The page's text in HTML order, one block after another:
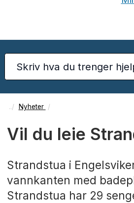
Nyheter
Vil du leie
Strandstua i
vannkanten med
Strandstua har 29